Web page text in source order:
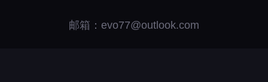
邮箱：evo77@outlook.com